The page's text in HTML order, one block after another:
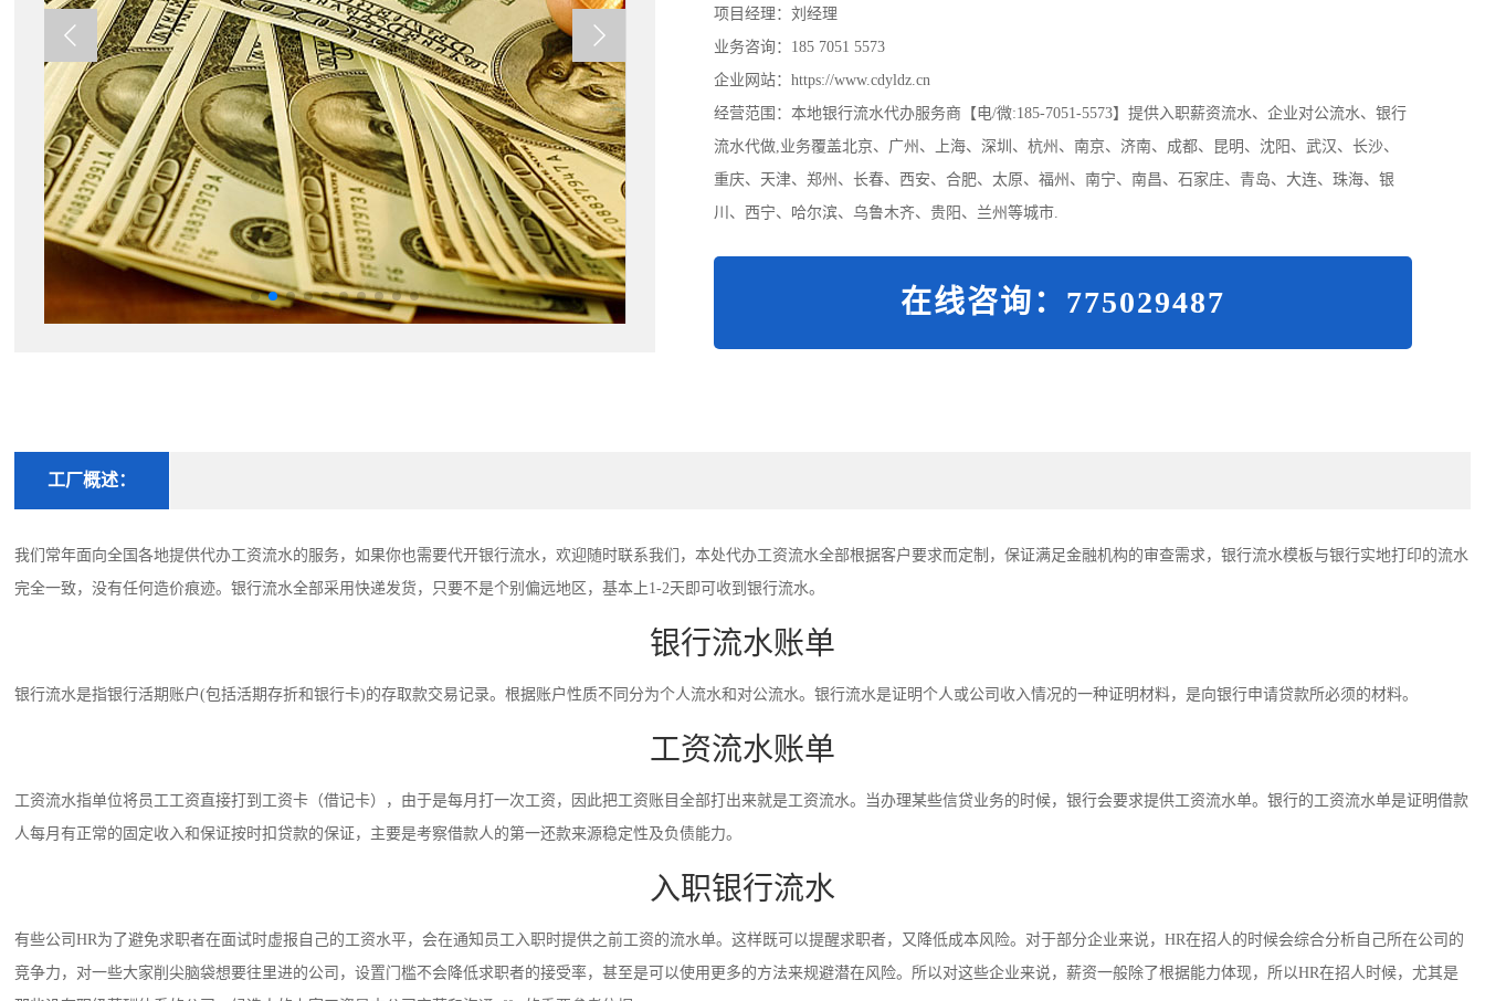
项目经理：刘经理
业务咨询：185 7051 5573
企业网站：https://www.cdyldz.cn
经营范围：本地银行流水代办服务商【电/微:185-7051-5573】提供入职薪资流水、企业对公流水、银行
流水代做,业务覆盖北京、广州、上海、深圳、杭州、南京、济南、成都、昆明、沈阳、武汉、长沙、
重庆、天津、郑州、长春、西安、合肥、太原、福州、南宁、南昌、石家庄、青岛、大连、珠海、银
川、西宁、哈尔滨、乌鲁木齐、贵阳、兰州等城市.
在线咨询：775029487
工厂概述：
我们常年面向全国各地提供代办工资流水的服务，如果你也需要代开银行流水，欢迎随时联系我们，本处代办工资流水全部根据客户要求而定制，保证满足金融机构的审查需求，银行流水模板与银行实地打印的流水
完全一致，没有任何造价痕迹。银行流水全部采用快递发货，只要不是个别偏远地区，基本上1-2天即可收到银行流水。
银行流水账单
银行流水是指银行活期账户(包括活期存折和银行卡)的存取款交易记录。根据账户性质不同分为个人流水和对公流水。银行流水是证明个人或公司收入情况的一种证明材料，是向银行申请贷款所必须的材料。
工资流水账单
工资流水指单位将员工工资直接打到工资卡（借记卡），由于是每月打一次工资，因此把工资账目全部打出来就是工资流水。当办理某些信贷业务的时候，银行会要求提供工资流水单。银行的工资流水单是证明借款
人每月有正常的固定收入和保证按时扣贷款的保证，主要是考察借款人的第一还款来源稳定性及负债能力。
入职银行流水
有些公司HR为了避免求职者在面试时虚报自己的工资水平，会在通知员工入职时提供之前工资的流水单。这样既可以提醒求职者，又降低成本风险。对于部分企业来说，HR在招人的时候会综合分析自己所在公司的
竞争力，对一些大家削尖脑袋想要往里进的公司，设置门槛不会降低求职者的接受率，甚至是可以使用更多的方法来规避潜在风险。所以对这些企业来说，薪资一般除了根据能力体现，所以HR在招人时候，尤其是